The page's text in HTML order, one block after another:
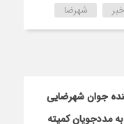
شهرضا
جوان شهرضایی
به مددجویان کمیته